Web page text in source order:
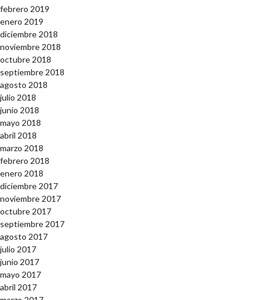
febrero 2019
enero 2019
diciembre 2018
noviembre 2018
octubre 2018
septiembre 2018
agosto 2018
julio 2018
junio 2018
mayo 2018
abril 2018
marzo 2018
febrero 2018
enero 2018
diciembre 2017
noviembre 2017
octubre 2017
septiembre 2017
agosto 2017
julio 2017
junio 2017
mayo 2017
abril 2017